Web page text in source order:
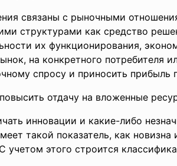
связаны с рыночными
структурами как средство
их функционирования,
на конкретного потребителя
спросу и приносить прибыль
отдачу на вложенные
инновации и какие-либо
такой показатель, как
учетом этого строится